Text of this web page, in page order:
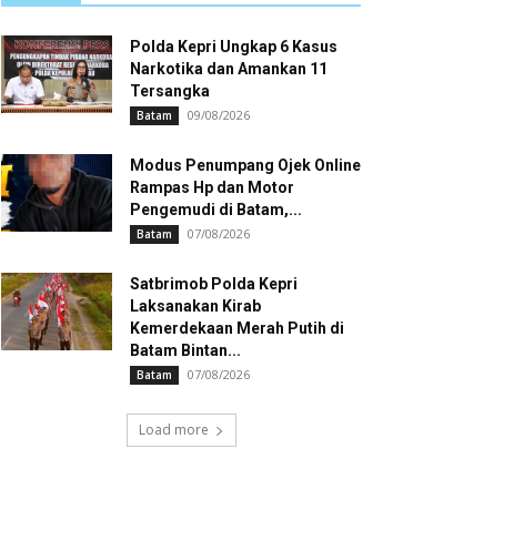
Polda Kepri Ungkap 6 Kasus
Narkotika dan Amankan 11
Tersangka
Batam 09/08/2026
Modus Penumpang Ojek Online
Rampas Hp dan Motor
Pengemudi di Batam,...
Batam 07/08/2026
Satbrimob Polda Kepri
Laksanakan Kirab
Kemerdekaan Merah Putih di
Batam Bintan...
Batam 07/08/2026
Load more